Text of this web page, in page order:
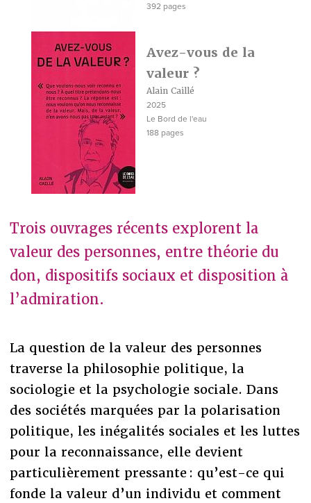
392 pages
Avez-vous de la
valeur ?
Alain Caillé
2025
Le Bord de l'eau
188 pages
Trois ouvrages récents explorent la
valeur des personnes, entre théorie du
don, dispositifs sociaux et disposition à
l’admiration.
La question de la valeur des personnes
traverse la philosophie politique, la
sociologie et la psychologie sociale. Dans
des sociétés marquées par la polarisation
politique, les inégalités sociales et les luttes
pour la reconnaissance, elle devient
particulièrement pressante : qu’est-ce qui
fonde la valeur d’un individu et comment